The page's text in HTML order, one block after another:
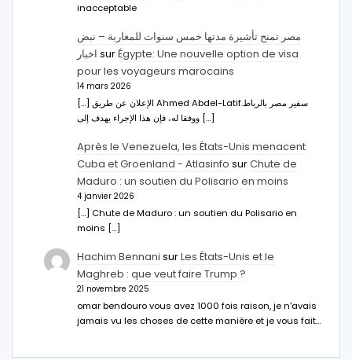
inacceptable
مصر تمنح تأشيرة مدتها خمس سنوات للمغاربة – نبض
اخبار surÉgypte: Une nouvelle option de visa
pour les voyageurs marocains
14 mars 2026
[…] الإعلان عن طريق Ahmed Abdel-Latifسفير مصر بالرباط.
ووفقا له، فإن هذا الإجراء يهدف إلى […]
Après le Venezuela, les États-Unis menacent
Cuba et Groenland - Atlasinfo surChute de
Maduro : un soutien du Polisario en moins
4 janvier 2026
[…] Chute de Maduro : un soutien du Polisario en
moins […]
Hachim Bennani surLes États-Unis et le
Maghreb : que veut faire Trump ?
21 novembre 2025
omar bendouro vous avez 1000 fois raison, je n'avais
jamais vu les choses de cette manière et je vous fait…